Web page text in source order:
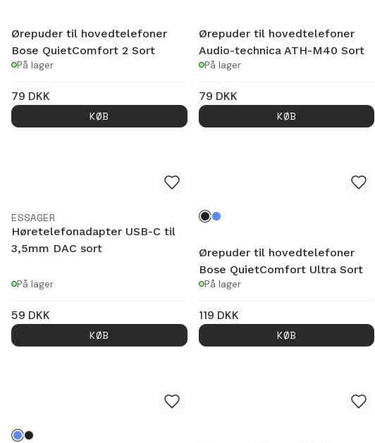
Ørepuder til hovedtelefoner
Bose QuietComfort 2 Sort
På lager
79 DKK
KØB
Ørepuder til hovedtelefoner
Audio-technica ATH-M40 Sort
På lager
79 DKK
KØB
ESSAGER
Høretelefonadapter USB-C til
3,5mm DAC sort
På lager
59 DKK
KØB
Ørepuder til hovedtelefoner
Bose QuietComfort Ultra Sort
På lager
119 DKK
KØB